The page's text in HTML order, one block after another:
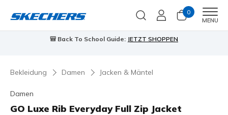
0
MENU
🎒 Back To School Guide: JETZT SHOPPEN
Bekleidung Damen Jacken & Mäntel
Damen
GO Luxe Rib Everyday Full Zip Jacket